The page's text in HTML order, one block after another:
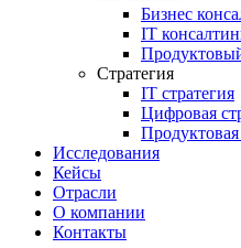
Бизнес
IT
Стратегия
IT стратегия
Цифровая
Продуктовая
Исследования
Кейсы
Отрасли
О компании
Контакты